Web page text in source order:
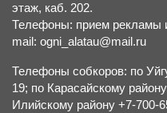
этаж, каб. 202.
Телефоны: прием рекламы
mail: ogni_alatau@mail.ru
Телефоны собкоров: по
19; по Карасайскому
Илийскому району +7-700-